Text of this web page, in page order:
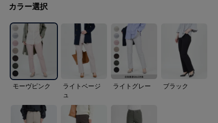
カラー選択
モーヴピンク
ライトベージ
ュ
ライトグレー ブラック